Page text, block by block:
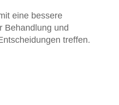
eine bessere
Behandlung und
treffen.